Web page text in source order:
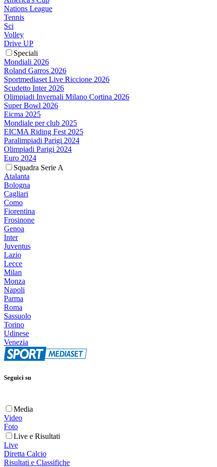
Nations League
Tennis
Sci
Volley
Drive UP
Speciali
Mondiali 2026
Roland Garros 2026
Sportmediaset Live Riccione 2026
Scudetto Inter 2026
Olimpiadi Invernali Milano Cortina 2026
Super Bowl 2026
Eicma 2025
Mondiale per club 2025
EICMA Riding Fest 2025
Paralimpiadi Parigi 2024
Olimpiadi Parigi 2024
Euro 2024
Squadra Serie A
Atalanta
Bologna
Cagliari
Como
Fiorentina
Frosinone
Genoa
Inter
Juventus
Lazio
Lecce
Milan
Monza
Napoli
Parma
Roma
Sassuolo
Torino
Udinese
Venezia
Seguici su
Media
Video
Foto
Live e Risultati
Live
Diretta Calcio
Risultati e Classifiche